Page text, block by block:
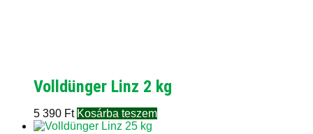
Volldünger Linz 2 kg
5 390 Ft Kosárba teszem